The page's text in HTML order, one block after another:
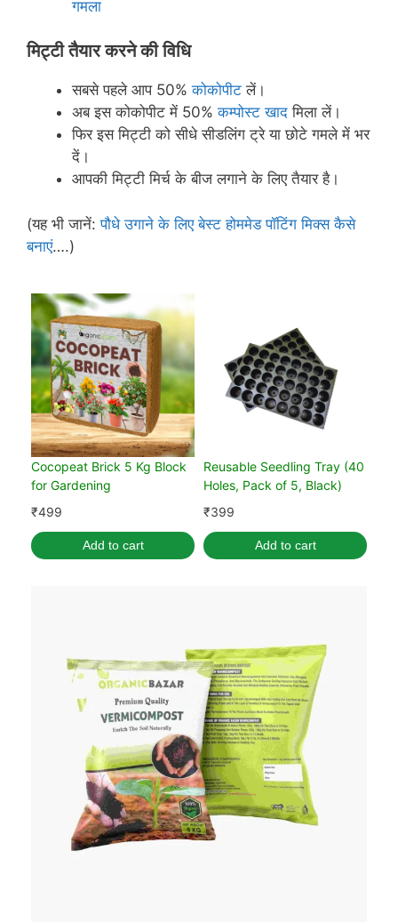
गमला
मिट्टी तैयार करने की विधि
सबसे पहले आप 50%कोकोपीट लें।
अब इस कोकोपीट में 50%कम्पोस्ट खाद मिला लें।
फिर इस मिट्टी को सीधे सीडलिंग ट्रे या छोटे गमले में भर
दें।
आपकी मिट्टी मिर्च के बीज लगाने के लिए तैयार है।
(यह भी जानें:पौधे उगाने के लिए बेस्ट होममेड पॉटिंग मिक्स कैसे
बनाएं….)
Cocopeat Brick 5 Kg Block
for Gardening
₹499
Add to cart
Reusable Seedling Tray (40
Holes, Pack of 5, Black)
₹399
Add to cart